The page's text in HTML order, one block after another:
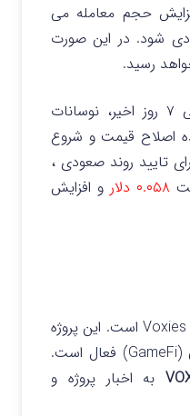
افزایش حجم معامله می
شود. در این صورت
رسید.
به طور کلی ارز BRETT طی ۷ روز اخیر، نوسانات
اصلاح قیمت و شروع
تایید روند صعودی ،
۰.۰۵۸ دلار
و افزایش
رمزارز بومی پروژه Voxies است. این پروژه
(GameFi) فعال است.
به اخبار پروژه و